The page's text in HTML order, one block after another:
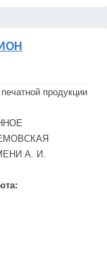
продукции
А. И.